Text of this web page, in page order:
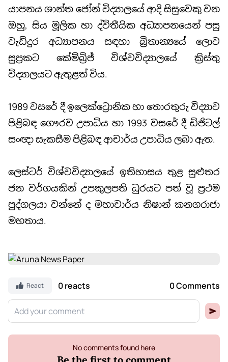
යාපනය ශාන්ත ජෝන් විද්‍යාලයේ ආදි සිසුවෙකු වන
ඔහු, සිය මූලික හා ද්විතීයික අධ්‍යාපනයෙන් පසු
වැඩිදුර අධ්‍යාපනය සඳහා බ්‍රිතාන්‍යයේ ලොව
සුප්‍රකට කේම්බ්‍රිජ් විශ්වවිද්‍යාලයේ ක්‍රිස්තු
විද්‍යාලයට ඇතුළත් විය.
1989 වසරේ දී ඉලෙක්ට්‍රොනික හා තොරතුරු විද්‍යාව
පිළිබඳ ගෞරව උපාධිය හා 1993 වසරේ දී ඩිජිටල්
සංඥා සැකසීම පිළිබඳ ආචාර්ය උපාධිය ලබා ඇත.
ලෙස්ටර් විශ්වවිද්‍යාලයේ ඉතිහාසය තුළ සුළුතර
ජන වර්ගයකින් උපකුලපති ධුරයට පත් වූ ප්‍රථම
පුද්ගලයා වන්නේ ද මහාචාර්ය නිෂාන් කනගරාජා
මහතාය.
React 0 reacts 0 Comments
No comments found here